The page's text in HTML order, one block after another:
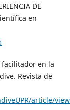
DE
en
facilitador en la
Revista de
article/